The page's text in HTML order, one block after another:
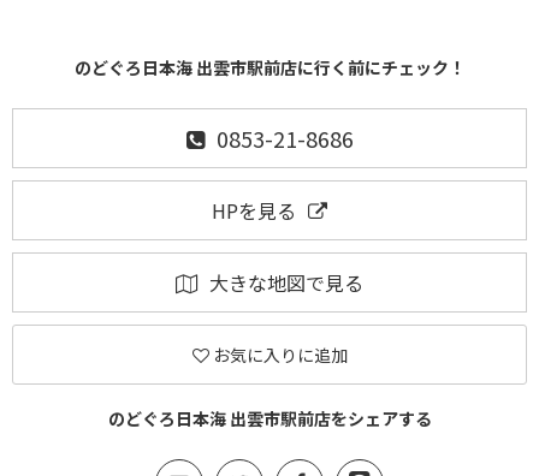
のどぐろ日本海 出雲市駅前店に行く前にチェック！
0853-21-8686
HPを見る
大きな地図で見る
お気に入りに追加
のどぐろ日本海 出雲市駅前店をシェアする